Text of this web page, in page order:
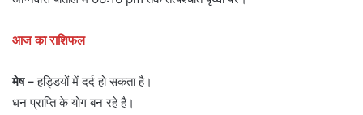
आज का राशिफल
मेष –हड्डियों में दर्द हो सकता है।
धन प्राप्ति के योग बन रहे है।